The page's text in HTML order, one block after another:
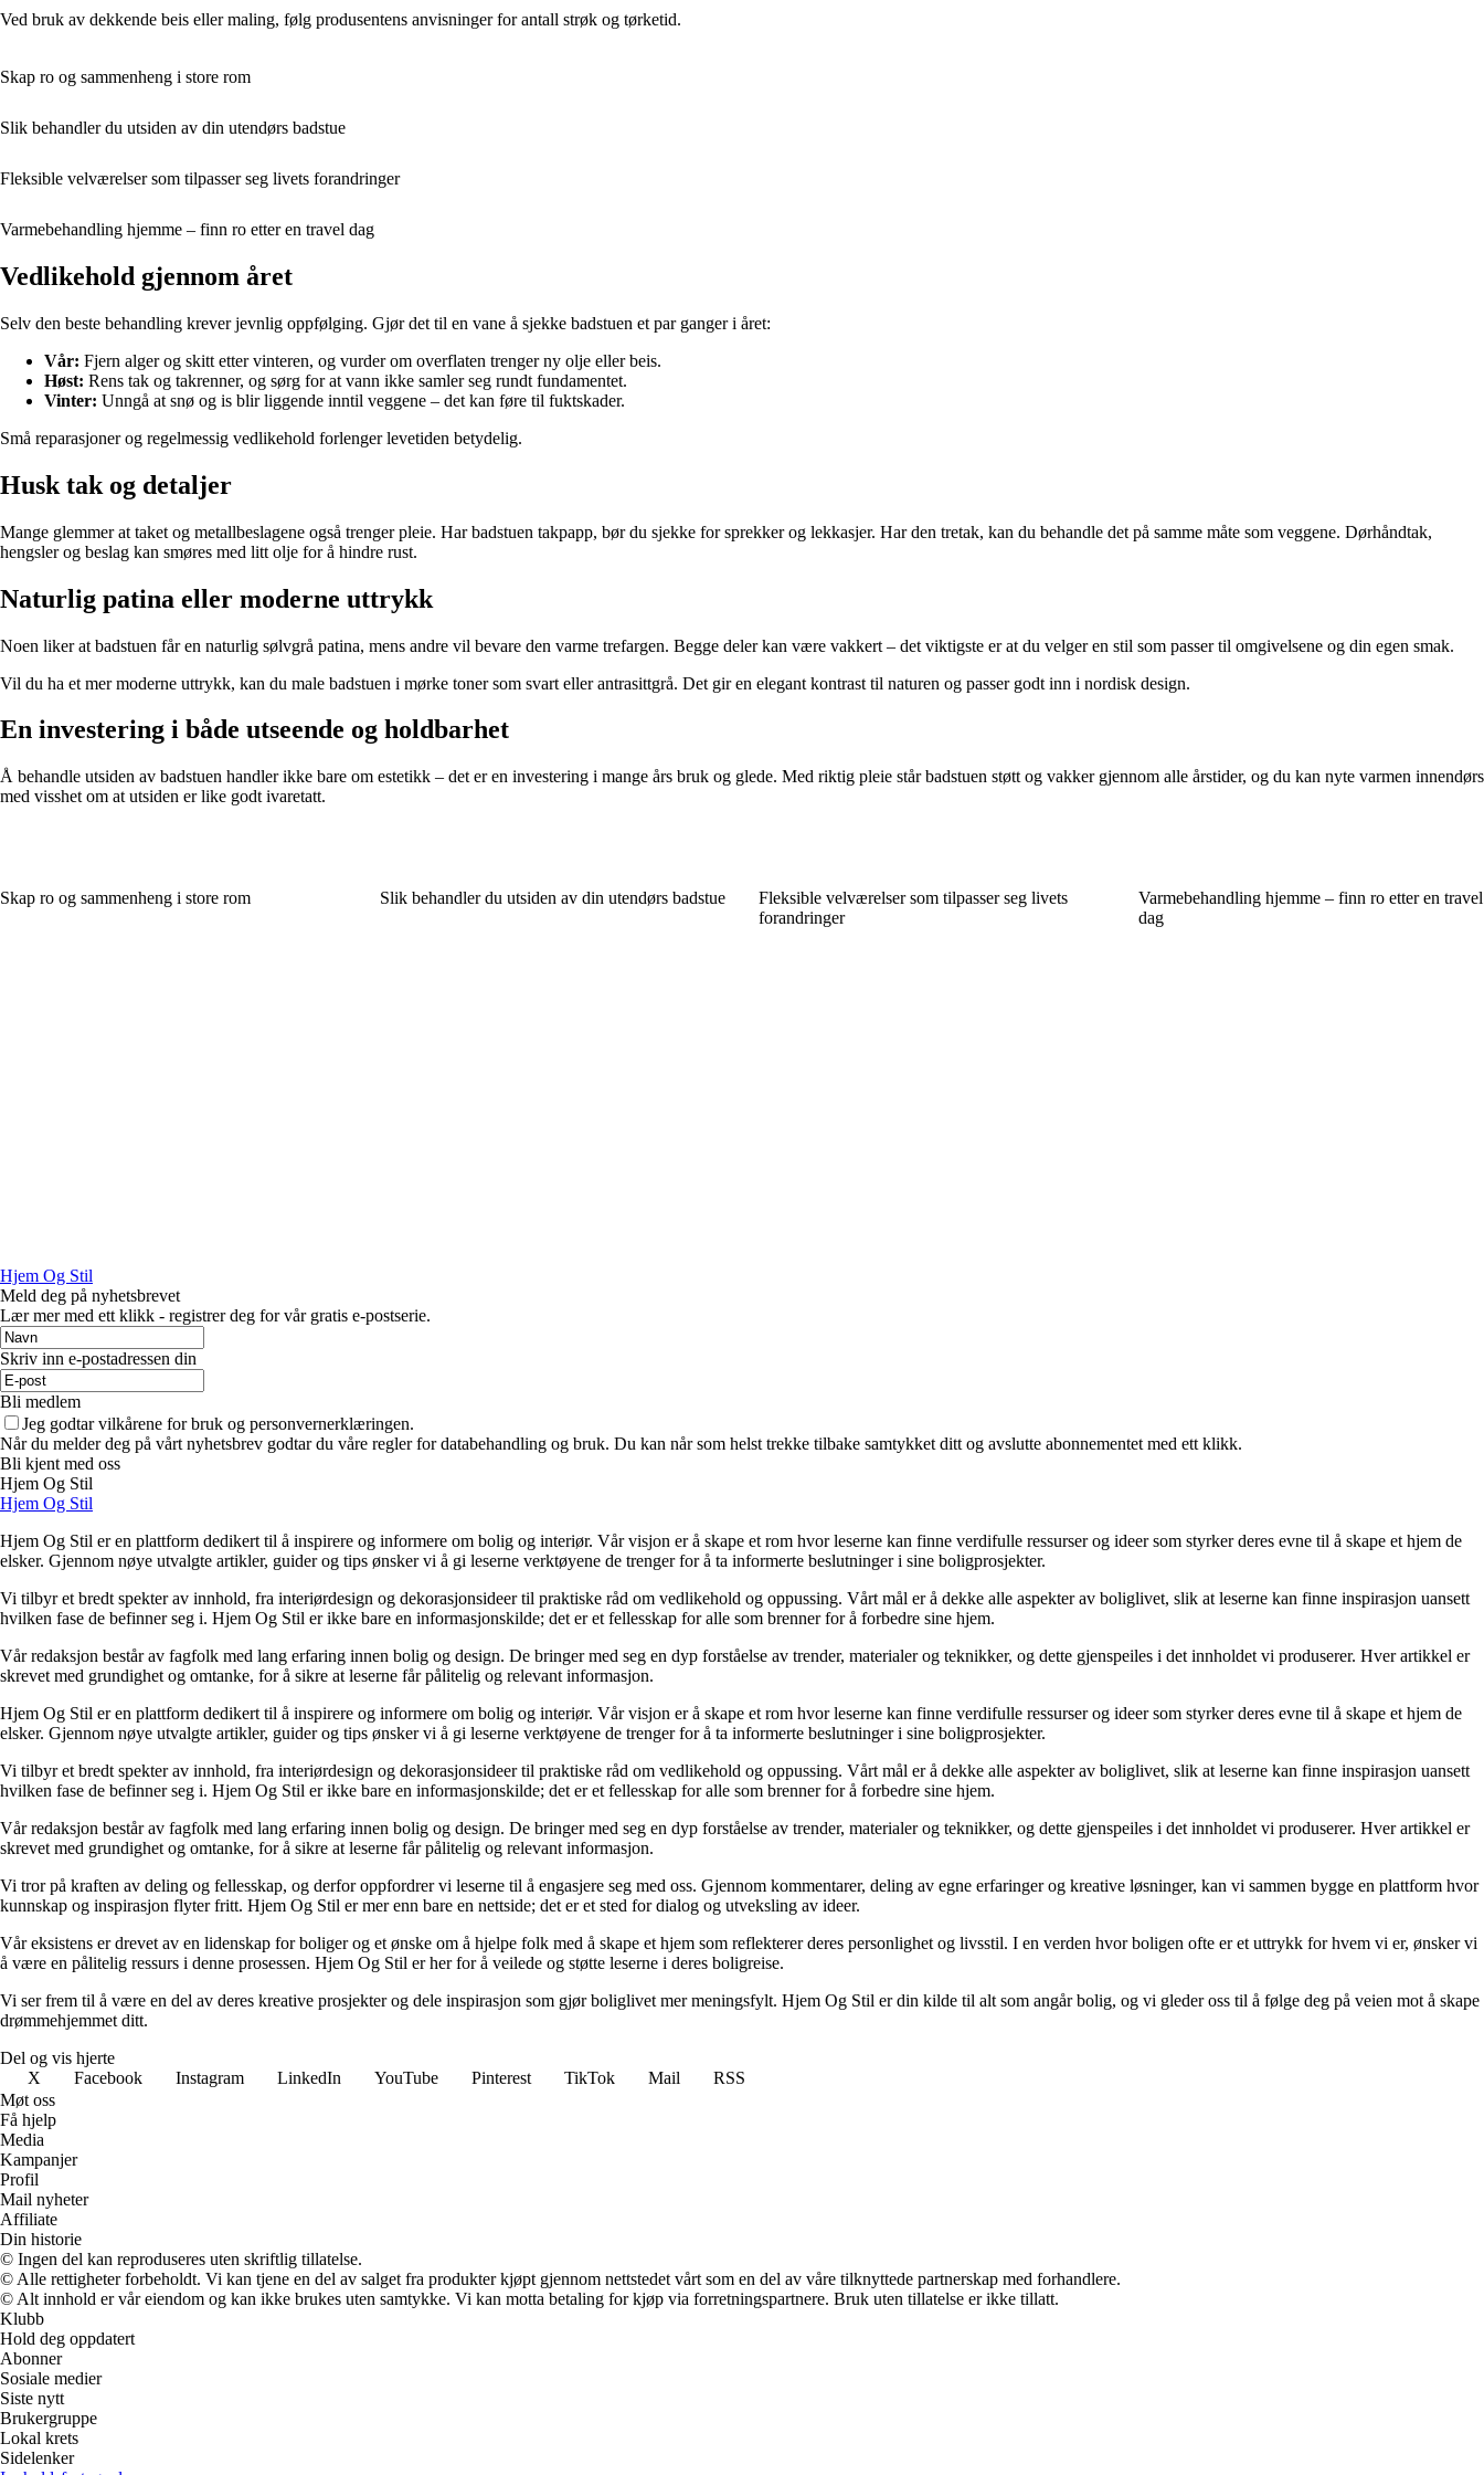
Ved bruk av dekkende beis eller maling, følg produsentens anvisninger for antall strøk og tørketid.
Skap ro og sammenheng i store rom
Slik behandler du utsiden av din utendørs badstue
Fleksible velværelser som tilpasser seg livets forandringer
Varmebehandling hjemme – finn ro etter en travel dag
Vedlikehold gjennom året
Selv den beste behandling krever jevnlig oppfølging. Gjør det til en vane å sjekke badstuen et par ganger i året:
Vår: Fjern alger og skitt etter vinteren, og vurder om overflaten trenger ny olje eller beis.
Høst: Rens tak og takrenner, og sørg for at vann ikke samler seg rundt fundamentet.
Vinter: Unngå at snø og is blir liggende inntil veggene – det kan føre til fuktskader.
Små reparasjoner og regelmessig vedlikehold forlenger levetiden betydelig.
Husk tak og detaljer
Mange glemmer at taket og metallbeslagene også trenger pleie. Har badstuen takpapp, bør du sjekke for sprekker og lekkasjer. Har den tretak, kan du behandle det på samme måte som veggene. Dørhåndtak,
hengsler og beslag kan smøres med litt olje for å hindre rust.
Naturlig patina eller moderne uttrykk
Noen liker at badstuen får en naturlig sølvgrå patina, mens andre vil bevare den varme trefargen. Begge deler kan være vakkert – det viktigste er at du velger en stil som passer til omgivelsene og din egen smak.
Vil du ha et mer moderne uttrykk, kan du male badstuen i mørke toner som svart eller antrasittgrå. Det gir en elegant kontrast til naturen og passer godt inn i nordisk design.
En investering i både utseende og holdbarhet
Å behandle utsiden av badstuen handler ikke bare om estetikk – det er en investering i mange års bruk og glede. Med riktig pleie står badstuen støtt og vakker gjennom alle årstider, og du kan nyte varmen innendørs
med visshet om at utsiden er like godt ivaretatt.
Skap ro og sammenheng i store rom Slik behandler du utsiden av din utendørs badstue
Fleksible velværelser som tilpasser seg livets
forandringer
Varmebehandling hjemme – finn ro etter en travel
dag
Hjem Og Stil
Meld deg på nyhetsbrevet
Lær mer med ett klikk - registrer deg for vår gratis e-postserie.
Skriv inn e-postadressen din
Bli medlem
Jeg godtar vilkårene for bruk og personvernerklæringen.
Når du melder deg på vårt nyhetsbrev godtar du våre regler for databehandling og bruk. Du kan når som helst trekke tilbake samtykket ditt og avslutte abonnementet med ett klikk.
Bli kjent med oss
Hjem Og Stil
Hjem Og Stil
Hjem Og Stil er en plattform dedikert til å inspirere og informere om bolig og interiør. Vår visjon er å skape et rom hvor leserne kan finne verdifulle ressurser og ideer som styrker deres evne til å skape et hjem de
elsker. Gjennom nøye utvalgte artikler, guider og tips ønsker vi å gi leserne verktøyene de trenger for å ta informerte beslutninger i sine boligprosjekter.
Vi tilbyr et bredt spekter av innhold, fra interiørdesign og dekorasjonsideer til praktiske råd om vedlikehold og oppussing. Vårt mål er å dekke alle aspekter av boliglivet, slik at leserne kan finne inspirasjon uansett
hvilken fase de befinner seg i. Hjem Og Stil er ikke bare en informasjonskilde; det er et fellesskap for alle som brenner for å forbedre sine hjem.
Vår redaksjon består av fagfolk med lang erfaring innen bolig og design. De bringer med seg en dyp forståelse av trender, materialer og teknikker, og dette gjenspeiles i det innholdet vi produserer. Hver artikkel er
skrevet med grundighet og omtanke, for å sikre at leserne får pålitelig og relevant informasjon.
Hjem Og Stil er en plattform dedikert til å inspirere og informere om bolig og interiør. Vår visjon er å skape et rom hvor leserne kan finne verdifulle ressurser og ideer som styrker deres evne til å skape et hjem de
elsker. Gjennom nøye utvalgte artikler, guider og tips ønsker vi å gi leserne verktøyene de trenger for å ta informerte beslutninger i sine boligprosjekter.
Vi tilbyr et bredt spekter av innhold, fra interiørdesign og dekorasjonsideer til praktiske råd om vedlikehold og oppussing. Vårt mål er å dekke alle aspekter av boliglivet, slik at leserne kan finne inspirasjon uansett
hvilken fase de befinner seg i. Hjem Og Stil er ikke bare en informasjonskilde; det er et fellesskap for alle som brenner for å forbedre sine hjem.
Vår redaksjon består av fagfolk med lang erfaring innen bolig og design. De bringer med seg en dyp forståelse av trender, materialer og teknikker, og dette gjenspeiles i det innholdet vi produserer. Hver artikkel er
skrevet med grundighet og omtanke, for å sikre at leserne får pålitelig og relevant informasjon.
Vi tror på kraften av deling og fellesskap, og derfor oppfordrer vi leserne til å engasjere seg med oss. Gjennom kommentarer, deling av egne erfaringer og kreative løsninger, kan vi sammen bygge en plattform hvor
kunnskap og inspirasjon flyter fritt. Hjem Og Stil er mer enn bare en nettside; det er et sted for dialog og utveksling av ideer.
Vår eksistens er drevet av en lidenskap for boliger og et ønske om å hjelpe folk med å skape et hjem som reflekterer deres personlighet og livsstil. I en verden hvor boligen ofte er et uttrykk for hvem vi er, ønsker vi
å være en pålitelig ressurs i denne prosessen. Hjem Og Stil er her for å veilede og støtte leserne i deres boligreise.
Vi ser frem til å være en del av deres kreative prosjekter og dele inspirasjon som gjør boliglivet mer meningsfylt. Hjem Og Stil er din kilde til alt som angår bolig, og vi gleder oss til å følge deg på veien mot å skape
drømmehjemmet ditt.
Del og vis hjerte
X
Facebook Instagram LinkedIn YouTube Pinterest TikTok Mail
RSS
Møt oss
Få hjelp
Media
Kampanjer
Profil
Mail nyheter
Affiliate
Din historie
© Ingen del kan reproduseres uten skriftlig tillatelse.
© Alle rettigheter forbeholdt. Vi kan tjene en del av salget fra produkter kjøpt gjennom nettstedet vårt som en del av våre tilknyttede partnerskap med forhandlere.
© Alt innhold er vår eiendom og kan ikke brukes uten samtykke. Vi kan motta betaling for kjøp via forretningspartnere. Bruk uten tillatelse er ikke tillatt.
Klubb
Hold deg oppdatert
Abonner
Sosiale medier
Siste nytt
Brukergruppe
Lokal krets
Sidelenker